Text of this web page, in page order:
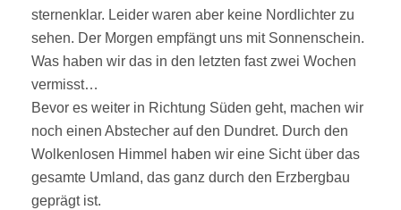
sternenklar. Leider waren aber keine Nordlichter zu
sehen. Der Morgen empfängt uns mit Sonnenschein.
Was haben wir das in den letzten fast zwei Wochen
vermisst…
Bevor es weiter in Richtung Süden geht, machen wir
noch einen Abstecher auf den Dundret. Durch den
Wolkenlosen Himmel haben wir eine Sicht über das
gesamte Umland, das ganz durch den Erzbergbau
geprägt ist.